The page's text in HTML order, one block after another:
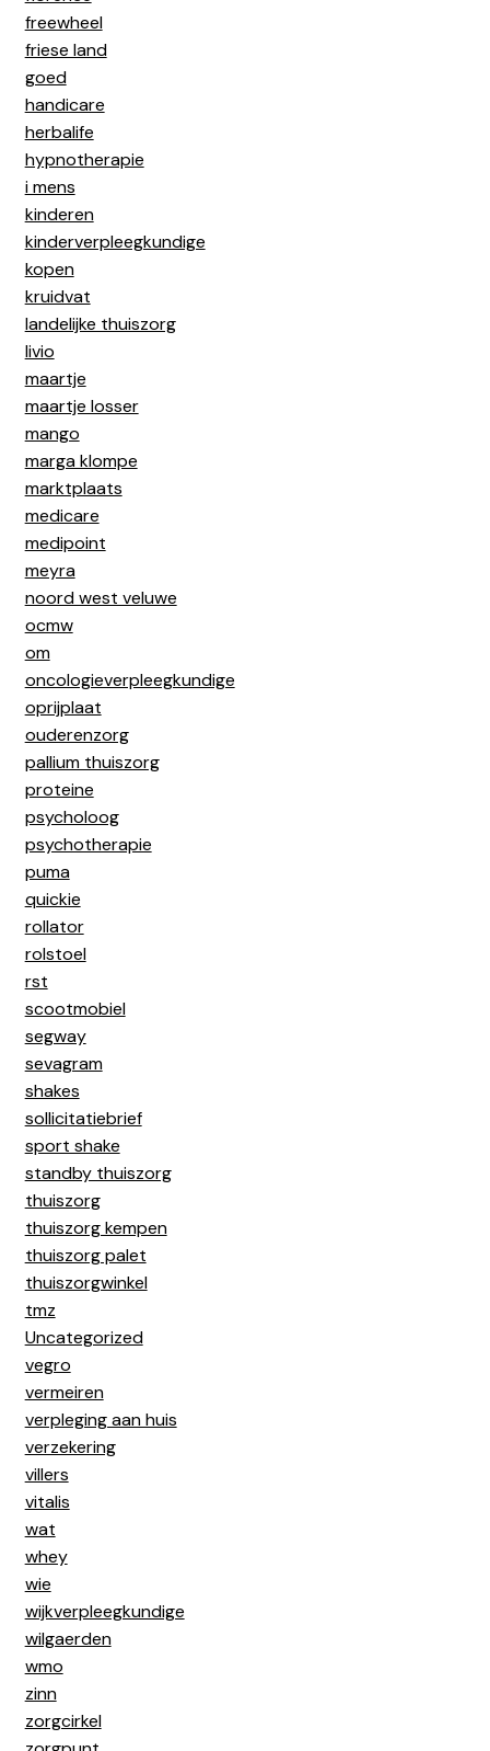
freewheel
friese land
goed
handicare
herbalife
hypnotherapie
i mens
kinderen
kinderverpleegkundige
kopen
kruidvat
landelijke thuiszorg
livio
maartje
maartje losser
mango
marga klompe
marktplaats
medicare
medipoint
meyra
noord west veluwe
ocmw
om
oncologieverpleegkundige
oprijplaat
ouderenzorg
pallium thuiszorg
proteine
psycholoog
psychotherapie
puma
quickie
rollator
rolstoel
rst
scootmobiel
segway
sevagram
shakes
sollicitatiebrief
sport shake
standby thuiszorg
thuiszorg
thuiszorg kempen
thuiszorg palet
thuiszorgwinkel
tmz
Uncategorized
vegro
vermeiren
verpleging aan huis
verzekering
villers
vitalis
wat
whey
wie
wijkverpleegkundige
wilgaerden
wmo
zinn
zorgcirkel